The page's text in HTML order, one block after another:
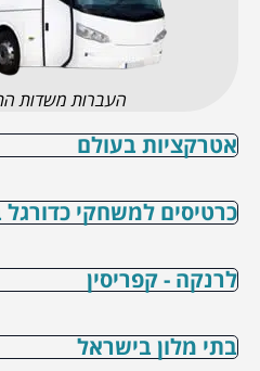
העברות משדות
אטרקציות בעולם
כרטיסים למשחקי כדורגל
לרנקה - קפריסין
בתי מלון בישראל